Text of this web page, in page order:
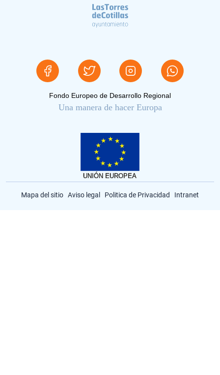
Fondo Europeo de Desarrollo Regional
Una manera de hacer Europa
Mapa del sitio Aviso legal Politica de Privacidad Intranet